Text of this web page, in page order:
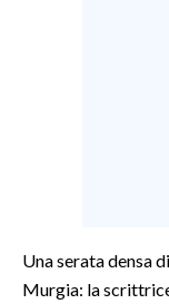
Una serata densa
Murgia: la